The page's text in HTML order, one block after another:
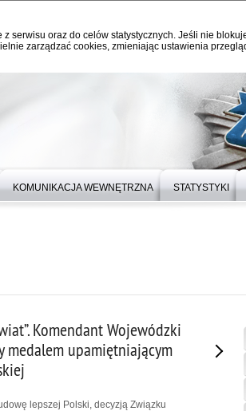
serwisu oraz do celów statystycznych. Jeśli nie
zarządzać cookies, zmieniając ustawienia
KOMUNIKACJA WEWNĘTRZNA STATYSTYKI
Komendant Wojewódzki
upamiętniającym
lepszej Polski, decyzją Związku